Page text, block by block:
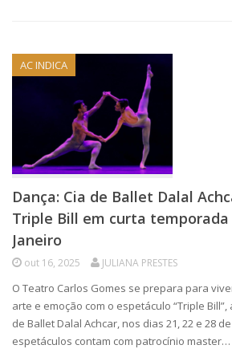
AC INDICA
Dança: Cia de Ballet Dalal
Triple Bill em curta temporada
Janeiro
out 16, 2025 JULIANA PRESTES
O Teatro Carlos Gomes se prepara para
arte e emoção com o espetáculo “Triple
de Ballet Dalal Achcar, nos dias 21, 22 e 28
espetáculos contam com patrocínio master…